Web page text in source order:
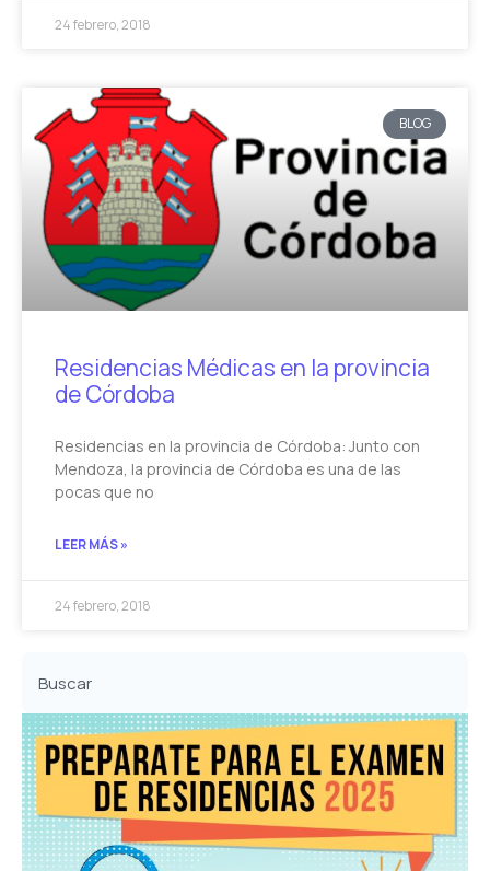
24 febrero, 2018
BLOG
Residencias Médicas en la provincia
de Córdoba
Residencias en la provincia de Córdoba: Junto con
Mendoza, la provincia de Córdoba es una de las
pocas que no
LEER MÁS »
24 febrero, 2018